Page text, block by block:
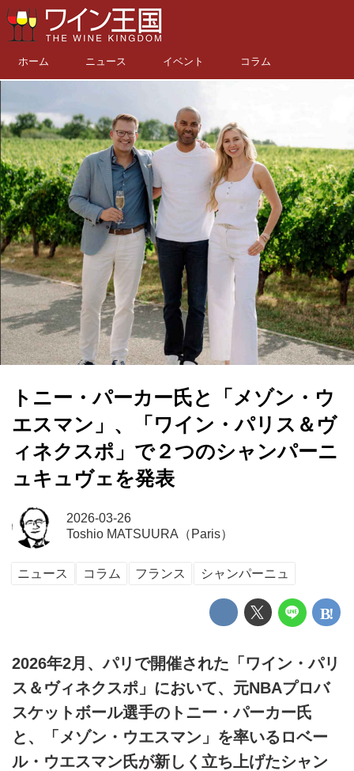
ホーム ニュース イベント コラム
トニー・パーカー氏と「メゾン・ウ
エスマン」、「ワイン・パリス＆ヴ
ィネクスポ」で２つのシャンパーニ
ュキュヴェを発表
2026-03-26
Toshio MATSUURA（Paris）
ニュース コラム フランス シャンパーニュ
2026年2月、パリで開催された「ワイン・パリ
ス＆ヴィネクスポ」において、元NBAプロバ
スケットボール選手のトニー・パーカー氏
と、「メゾン・ウエスマン」を率いるロベー
ル・ウエスマン氏が新しく立ち上げたシャン